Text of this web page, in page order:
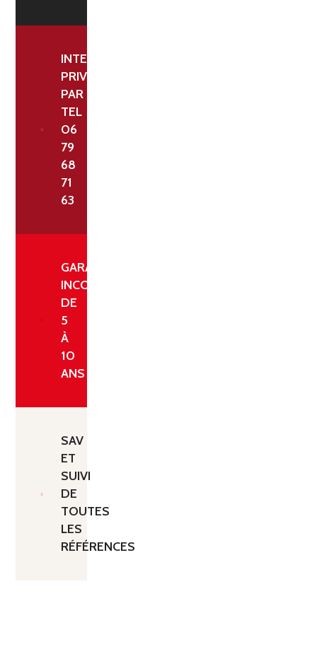
INTERLOCUTEUR
PRIVILÉGIÉ
PAR
TEL
06
79
68
71
63
GARANTIE
INCONDITIONNELLE
DE
5
À
10
ANS
SAV
ET
SUIVI
DE
TOUTES
LES
RÉFÉRENCES